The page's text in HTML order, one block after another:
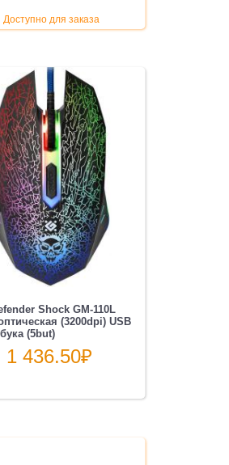
Доступно для заказа
Shock GM-110L
(3200dpi) USB
(5but)
1 436.50₽